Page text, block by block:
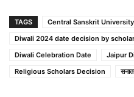
TAGS Central Sanskrit
Diwali 2024 date decision by
Diwali Celebration Date
Jaipur
Religious Scholars Decision